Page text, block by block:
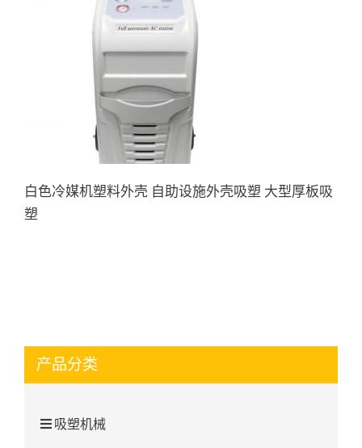
白色冷媒机塑料外壳 自助设施
外壳吸塑 大型厚板吸塑
白色冷媒机塑料外壳 自助设施外壳吸塑 大型厚板吸
塑
产品分类
吸塑机械